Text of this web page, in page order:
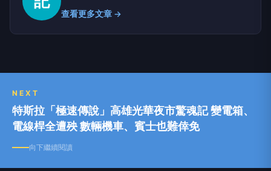
查看更多文章 →
NEXT
特斯拉「極速傳說」高雄光華夜市驚魂記 變電箱、
電線桿全遭殃 數輛機車、賓士也難倖免
向下繼續閱讀